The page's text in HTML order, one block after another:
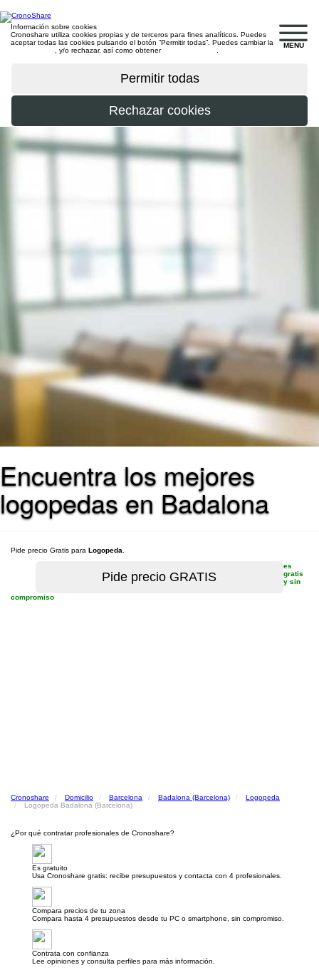
MENU
Información sobre cookies
Cronoshare utiliza cookies propias y de terceros para fines analíticos. Puedes
aceptar todas las cookies pulsando el botón “Permitir todas”. Puedes cambiar la
, y/o rechazar, así como obtener
Encuentra los mejores
logopedas en Badalona
Pide precio Gratis para Logopeda
es
gratis
y sin
compromiso
Cronoshare Domicilio Barcelona Badalona (Barcelona)
Logopeda
Logopeda Badalona (Barcelona)
¿Por qué contratar profesionales de Cronoshare?
Es gratuito
Usa Cronoshare gratis: recibe presupuestos y contacta con 4 profesionales.
Compara precios de tu zona
Compara hasta 4 presupuestos desde tu PC o smartphone, sin compromiso.
Contrata con confianza
Lee opiniones y consulta perfiles para más información.